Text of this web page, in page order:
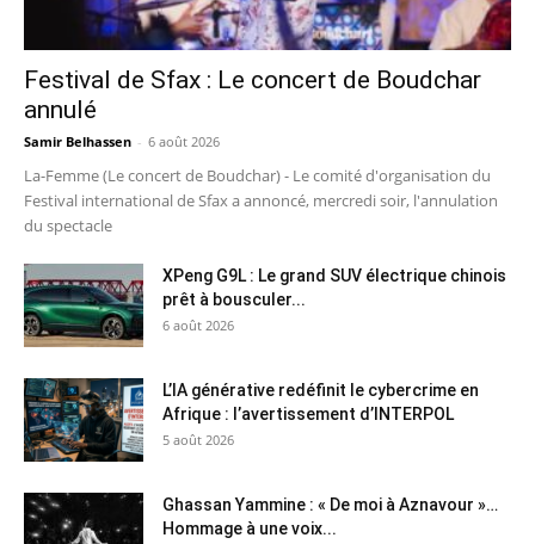
Festival de Sfax : Le concert de Boudchar
annulé
Samir Belhassen - 6 août 2026
La-Femme (Le concert de Boudchar) - Le comité d'organisation du
Festival international de Sfax a annoncé, mercredi soir, l'annulation
du spectacle
XPeng G9L : Le grand SUV électrique chinois
prêt à bousculer...
6 août 2026
L’IA générative redéfinit le cybercrime en
Afrique : l’avertissement d’INTERPOL
5 août 2026
Ghassan Yammine : « De moi à Aznavour »…
Hommage à une voix...